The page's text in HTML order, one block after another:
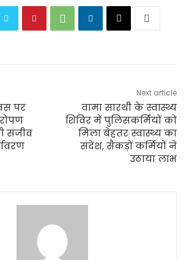
पर
संजीव
Next article
वामा सारथी के स्वास्थ्य
शिविर में पुलिसकर्मियों को
मिला बेहतर स्वास्थ्य का
संदेश, सैकड़ों कर्मियों ने
उठाया लाभ